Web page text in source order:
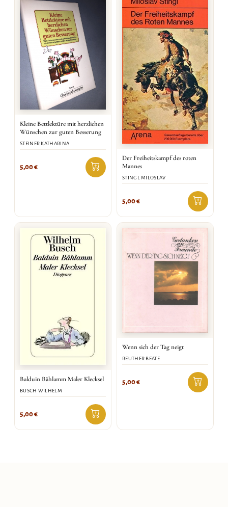
Kleine Bettlektüre mit herzlichen
Wünschen zur guten Besserung
STEINER KATHARINA
5,00€
Der Freiheitskampf des roten
Mannes
STINGL MILOSLAV
5,00€
Balduin Bählamm Maler Klecksel
BUSCH WILHELM
5,00€
Wenn sich der Tag neigt
REUTHER BEATE
5,00€